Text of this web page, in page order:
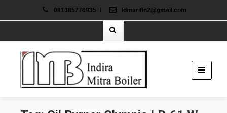
081385776935 / idmarifin2@gmail.com